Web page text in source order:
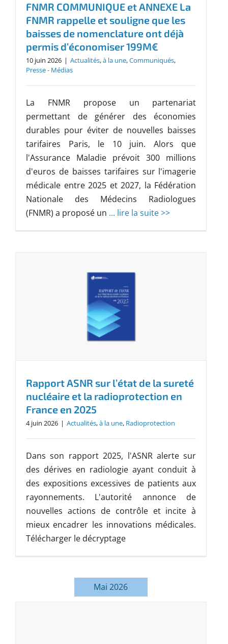
FNMR COMMUNIQUE et ANNEXE La
FNMR rappelle et souligne que les
baisses de nomenclature ont déjà
permis d’économiser 199M€
10 juin 2026 | Actualités,à la une,Communiqués,
Presse - Médias
La FNMR propose un partenariat
permettant de générer des économies
durables pour éviter de nouvelles baisses
tarifaires Paris, le 10 juin. Alors que
l'Assurance Maladie prévoit 300 millions
d'euros de baisses tarifaires sur l'imagerie
médicale entre 2025 et 2027, la Fédération
Nationale des Médecins Radiologues
(FNMR) a proposé un ... lire la suite >>
Rapport ASNR sur l’état de la sureté
nucléaire et la radioprotection en
France en 2025
4 juin 2026 | Actualités,à la une, Radioprotection
Dans son rapport 2025, l'ASNR alerte sur
des dérives en radiologie ayant conduit à
des expositions excessives de patients aux
rayonnements. L'autorité annonce de
nouvelles actions de contrôle et incite à
mieux encadrer les innovations médicales.
Télécharger le décryptage
Mai 2026